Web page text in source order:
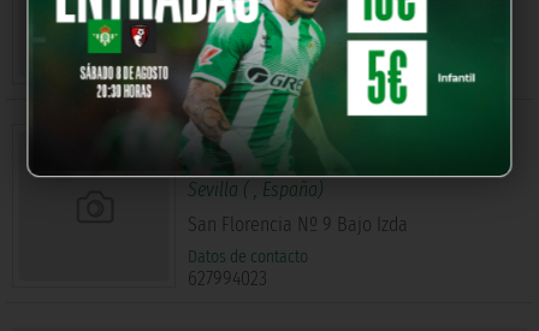
Urbión Nº7, 6ºa
Datos de contacto
607504262
FEDERADA|
Acd Peña Bética Trece Barras
Sevilla ( , España)
San Florencia Nº 9 Bajo Izda
Datos de contacto
627994023